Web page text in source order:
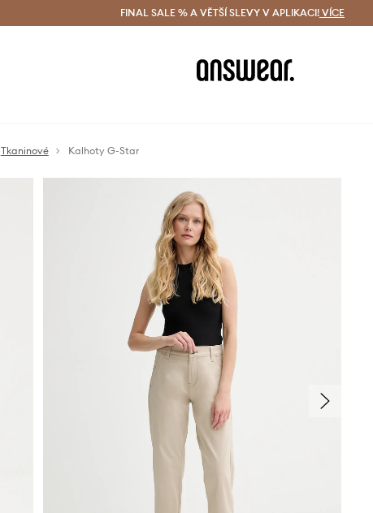
Doručení a vrácení zdarma (od 1800 Kč) Doručení i do 24 h
FINAL SALE % A VĚTŠÍ SLEVY V APLIKACI! VÍCE
Tkaninové Kalhoty G-Star